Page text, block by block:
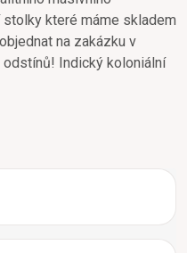
které máme skladem
na zakázku v
Indický koloniální